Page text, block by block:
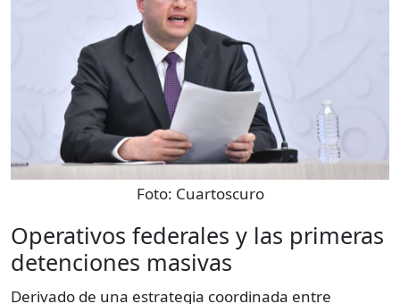
Foto: Cuartoscuro
Operativos federales y las primeras
detenciones masivas
Derivado de una estrategia coordinada entre